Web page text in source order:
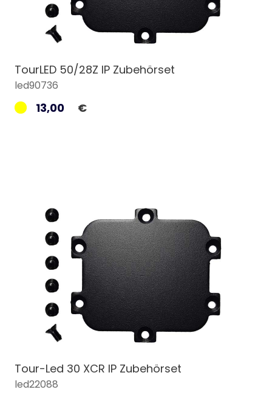
TourLED 50/28Z IP Zubehörset
led90736
13,00 €
Tour-Led 30 XCR IP Zubehörset
led22088